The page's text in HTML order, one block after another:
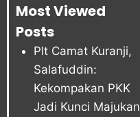
Most Viewed
Posts
Plt Camat Kuranji,
Salafuddin:
Kekompakan PKK
Jadi Kunci Majukan